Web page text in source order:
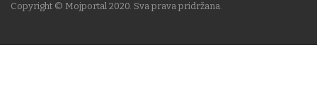
Copyright © Mojportal 2020. Sva prava pridržana.